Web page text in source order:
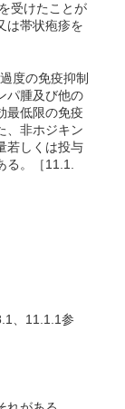
受けたことが
は帯状疱疹を
度の免疫抑制
パ腫及び他の
最低限の免疫
、非ホジキン
若しくは投与
る 。［11.1.
、11.1.1参